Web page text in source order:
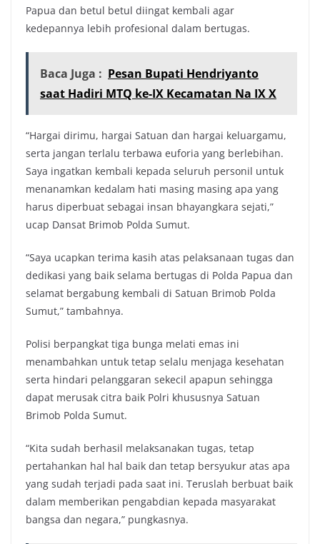
Papua dan betul betul diingat kembali agar
kedepannya lebih profesional dalam bertugas.
Baca Juga : Pesan Bupati Hendriyanto
saat Hadiri MTQ ke-IX Kecamatan Na IX X
“Hargai dirimu, hargai Satuan dan hargai keluargamu,
serta jangan terlalu terbawa euforia yang berlebihan.
Saya ingatkan kembali kepada seluruh personil untuk
menanamkan kedalam hati masing masing apa yang
harus diperbuat sebagai insan bhayangkara sejati,”
ucap Dansat Brimob Polda Sumut.
“Saya ucapkan terima kasih atas pelaksanaan tugas dan
dedikasi yang baik selama bertugas di Polda Papua dan
selamat bergabung kembali di Satuan Brimob Polda
Sumut,” tambahnya.
Polisi berpangkat tiga bunga melati emas ini
menambahkan untuk tetap selalu menjaga kesehatan
serta hindari pelanggaran sekecil apapun sehingga
dapat merusak citra baik Polri khususnya Satuan
Brimob Polda Sumut.
“Kita sudah berhasil melaksanakan tugas, tetap
pertahankan hal hal baik dan tetap bersyukur atas apa
yang sudah terjadi pada saat ini. Teruslah berbuat baik
dalam memberikan pengabdian kepada masyarakat
bangsa dan negara,” pungkasnya.